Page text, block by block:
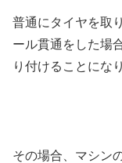
普通にタイヤを取
ール貫通をした場
り付けることにな
その場合、マシン